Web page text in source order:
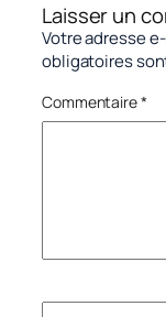
Laisser un
Votre adresse
obligatoires
Commentaire*